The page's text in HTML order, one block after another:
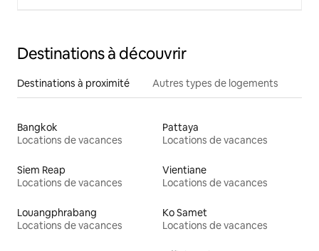
Destinations à découvrir
Destinations à proximité Autres types de logements
Bangkok
Locations de vacances
Pattaya
Locations de vacances
Siem Reap
Locations de vacances
Vientiane
Locations de vacances
Louangphrabang
Locations de vacances
Ko Samet
Locations de vacances